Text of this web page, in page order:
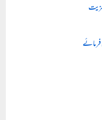
فرمائے